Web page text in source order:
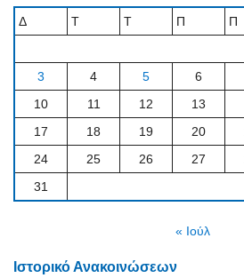
Δ Τ Τ Π Π
3
4 5 6
10
11 12 13
17
18 19 20
24
25 26 27
31
« Ιούλ
Ιστορικό Ανακοινώσεων